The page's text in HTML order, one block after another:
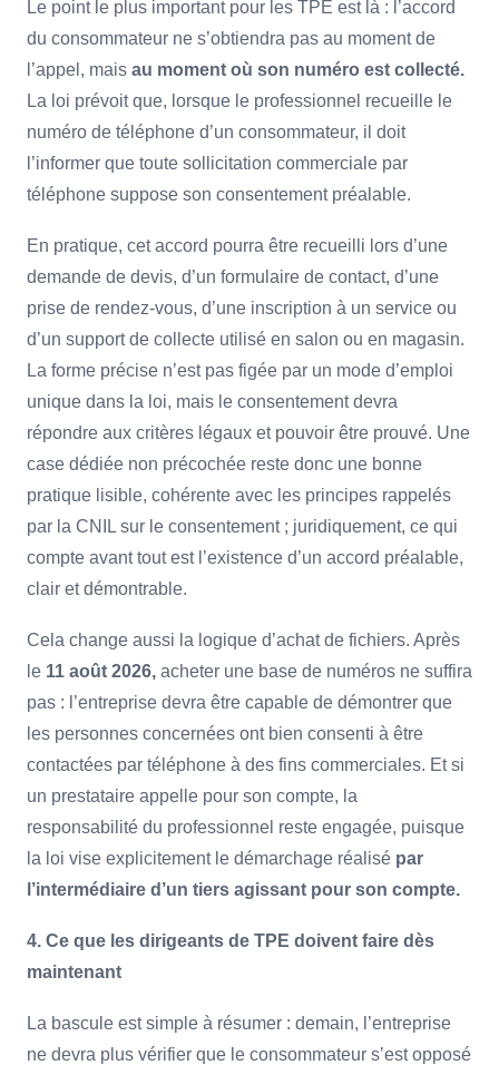
Le point le plus important pour les TPE est là : l’accord
du consommateur ne s’obtiendra pas au moment de
l’appel, mais au moment où son numéro est collecté.
La loi prévoit que, lorsque le professionnel recueille le
numéro de téléphone d’un consommateur, il doit
l’informer que toute sollicitation commerciale par
téléphone suppose son consentement préalable.
En pratique, cet accord pourra être recueilli lors d’une
demande de devis, d’un formulaire de contact, d’une
prise de rendez-vous, d’une inscription à un service ou
d’un support de collecte utilisé en salon ou en magasin.
La forme précise n’est pas figée par un mode d’emploi
unique dans la loi, mais le consentement devra
répondre aux critères légaux et pouvoir être prouvé. Une
case dédiée non précochée reste donc une bonne
pratique lisible, cohérente avec les principes rappelés
par la CNIL sur le consentement ; juridiquement, ce qui
compte avant tout est l’existence d’un accord préalable,
clair et démontrable.
Cela change aussi la logique d’achat de fichiers. Après
le 11 août 2026, acheter une base de numéros ne suffira
pas : l’entreprise devra être capable de démontrer que
les personnes concernées ont bien consenti à être
contactées par téléphone à des fins commerciales. Et si
un prestataire appelle pour son compte, la
responsabilité du professionnel reste engagée, puisque
la loi vise explicitement le démarchage réalisé par
l’intermédiaire d’un tiers agissant pour son compte.
4. Ce que les dirigeants de TPE doivent faire dès
maintenant
La bascule est simple à résumer : demain, l’entreprise
ne devra plus vérifier que le consommateur s’est opposé